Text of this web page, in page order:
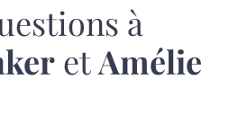
à
etAmélie